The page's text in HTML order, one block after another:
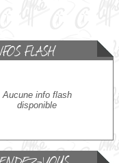
Aucune info flash
disponible